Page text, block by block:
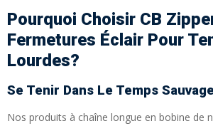
Pourquoi Choisir CB
Fermetures Éclair Pour
Lourdes?
Se Tenir Dans Le Temps Sauvage
Nos produits à chaîne longue en bobine de